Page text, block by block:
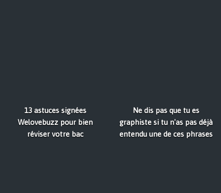
13 astuces signées
Welovebuzz pour bien
réviser votre bac
Ne dis pas que tu es
graphiste si tu n'as pas déjà
entendu une de ces phrases